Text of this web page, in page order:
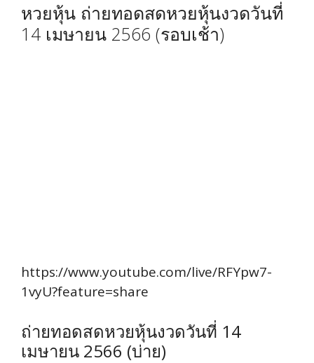
หวยหุ้น ถ่ายทอดสดหวยหุ้นงวดวันที่
14 เมษายน 2566 (รอบเช้า)
https://www.youtube.com/live/RFYpw7-
1vyU?feature=share
ถ่ายทอดสดหวยหุ้นงวดวันที่ 14
เมษายน 2566 (บ่าย)